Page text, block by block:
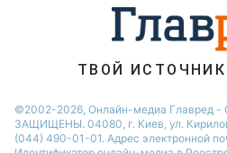
Новости Житомира
ТВОЙ
©2002-2026, Онлайн-медиа Главред -
ЗАЩИЩЕНЫ. 04080, г. Киев, ул.
(044) 490-01-01. Адрес электронной